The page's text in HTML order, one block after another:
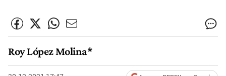
Roy López Molina*